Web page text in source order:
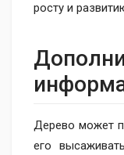
росту и
Дерево может
его